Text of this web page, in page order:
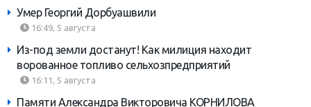
Умер Георгий Дорбуашвили
16:49, 5 августа
Из-под земли достанут! Как милиция находит
ворованное топливо сельхозпредприятий
16:11, 5 августа
Памяти Александра Викторовича КОРНИЛОВА